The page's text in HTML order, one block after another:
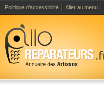
Politique d'accessibilité Aller au menu